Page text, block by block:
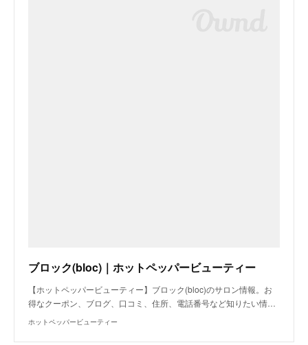
ブロック(bloc)｜ホットペッパービューティー
【ホットペッパービューティー】ブロック(bloc)のサロン情報。お
得なクーポン、ブログ、口コミ、住所、電話番号など知りたい情…
ホットペッパービューティー